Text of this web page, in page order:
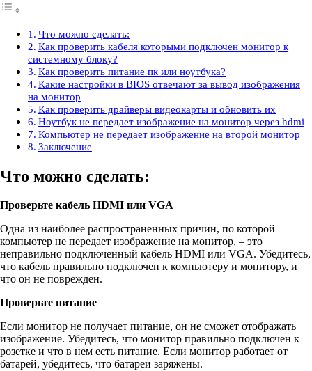
Что можно сделать:
Как проверить кабеля которыми подключен монитор к
системному блоку?
Как проверить питание пк или ноутбука?
Какие настройки в BIOS отвечают за вывод изображения
на монитор
Как проверить драйверы видеокарты и обновить их
Ноутбук не передает изображение на монитор через hdmi
Компьютер не передает изображение на второй монитор
Заключение
Что можно сделать:
Проверьте кабель HDMI или VGA
Одна из наиболее распространенных причин, по которой
компьютер не передает изображение на монитор, – это
неправильно подключенный кабель HDMI или VGA. Убедитесь,
что кабель правильно подключен к компьютеру и монитору, и
что он не поврежден.
Проверьте питание
Если монитор не получает питание, он не сможет отображать
изображение. Убедитесь, что монитор правильно подключен к
розетке и что в нем есть питание. Если монитор работает от
батарей, убедитесь, что батареи заряжены.